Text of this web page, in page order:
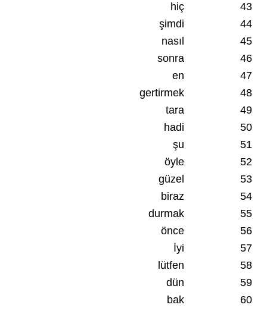
43
hiç
44
şimdi
45
nasıl
46
sonra
47
en
48
gertirmek
49
tara
50
hadi
51
şu
52
öyle
53
güzel
54
biraz
55
durmak
56
önce
57
İyi
58
lütfen
59
dün
60
bak